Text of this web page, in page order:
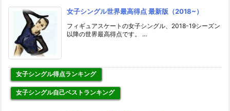
女子シングル世界最高得点 最新版（2018~）
フィギュアスケートの女子シングル、2018-19シーズン
以降の世界最高得点です。 …
女子シングル得点ランキング
女子シングル自己ベストランキング